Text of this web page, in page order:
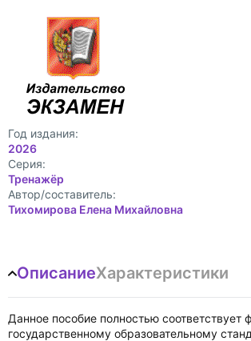
Год издания:
2026
Cерия:
Тренажёр
Автор/составитель:
Тихомирова Елена Михайловна
ОписаниеХарактеристики
Данное пособие полностью соответствует
государственному образовательному